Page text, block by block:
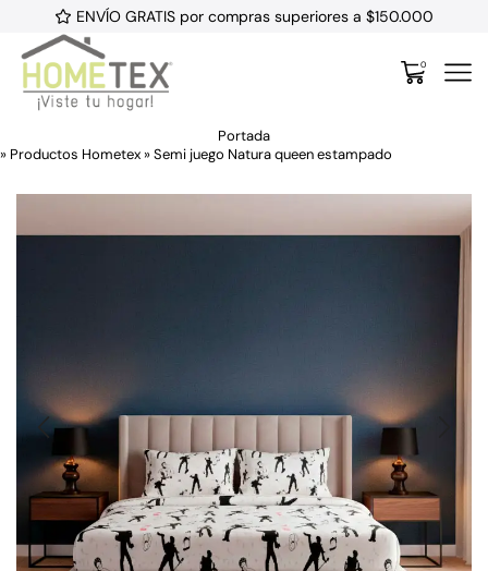
ENVÍO GRATIS por compras superiores a $150.000
0
Portada
» Productos Hometex»Semi juego Natura queen estampado